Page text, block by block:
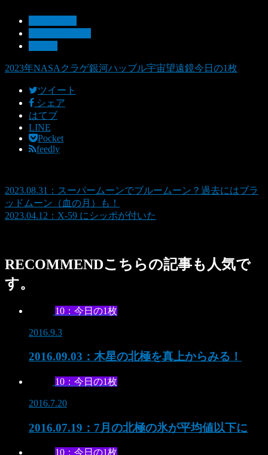
2023年NASA クラゲ銀河ハッブル宇宙望遠鏡今日の1枚
ツイート
シェア
はてブ
LINE
Pocket
feedly
2023.08.31：スーパームーンでブルームーン？過去にはブラ
ッドムーン（血の月）も！
2023.04.12：X-59 にシッポが付いた
RECOMMENDこちらの記事も人気で
す。
10：今日の1枚
2016.9.3
2016.09.03：木星の北極を真上からみる！
10：今日の1枚
2016.7.20
2016.07.19：7月の北極の氷が平均値以下に
10：今日の1枚